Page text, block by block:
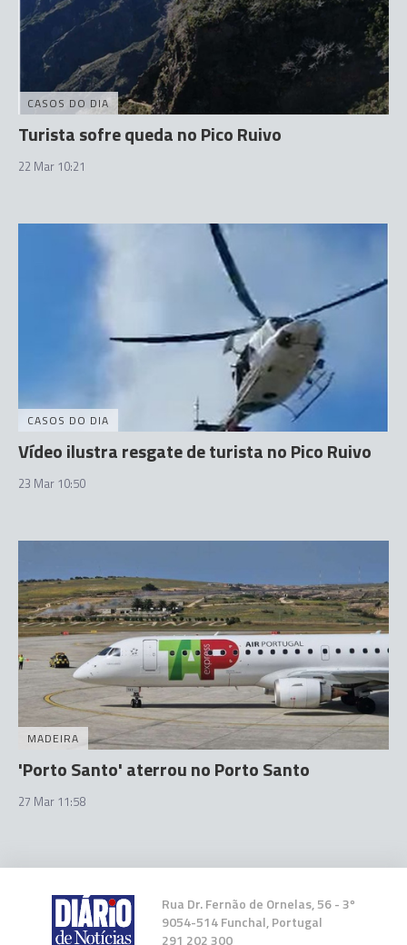
CASOS DO DIA
Turista sofre queda no Pico Ruivo
22 Mar 10:21
CASOS DO DIA
Vídeo ilustra resgate de turista no Pico Ruivo
23 Mar 10:50
MADEIRA
'Porto Santo' aterrou no Porto Santo
27 Mar 11:58
Rua Dr. Fernão de Ornelas, 56 - 3º
9054-514 Funchal, Portugal
291 202 300